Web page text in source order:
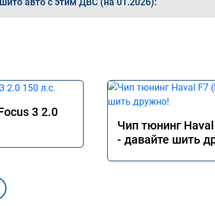
3 2.0
Чип тюнинг
- давайте шить